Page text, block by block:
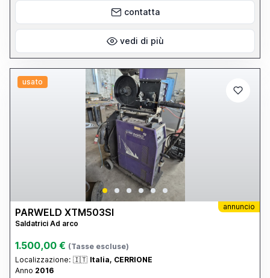
contatta
vedi di più
usato
annuncio
PARWELD XTM503SI
Saldatrici Ad arco
1.500,00 € (Tasse escluse)
Localizzazione: 🇮🇹 Italia, CERRIONE
Anno 2016